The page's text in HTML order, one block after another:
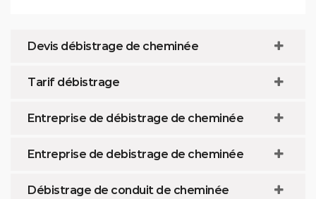
Devis débistrage de cheminée
Tarif débistrage
Entreprise de débistrage de cheminée
Entreprise de debistrage de cheminée
Débistrage de conduit de cheminée